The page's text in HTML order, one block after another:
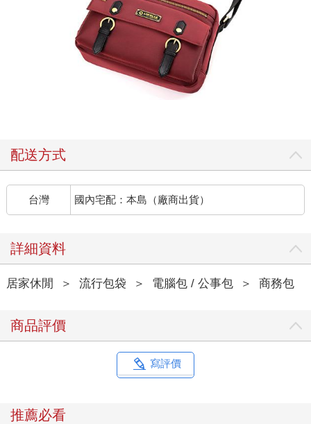
配送方式
台灣 國內宅配：本島（廠商出貨）
詳細資料
居家休閒 ＞ 流行包袋 ＞ 電腦包 / 公事包 ＞ 商務包
商品評價
寫評價
推薦必看